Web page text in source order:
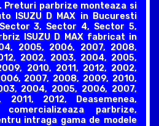
Preturi parbrize monteaza si
ISUZU D MAX in Bucuresti
3, Sector 4, Sector 5,
ISUZU D MAX fabricat in
2005, 2006, 2007, 2008,
2002, 2003, 2004, 2005,
2010, 2011, 2012, 2002,
2007, 2008, 2009, 2010,
2004, 2005, 2006, 2007,
2012, Deasemenea,
comercializeaza parbrize,
intraga gama de modele